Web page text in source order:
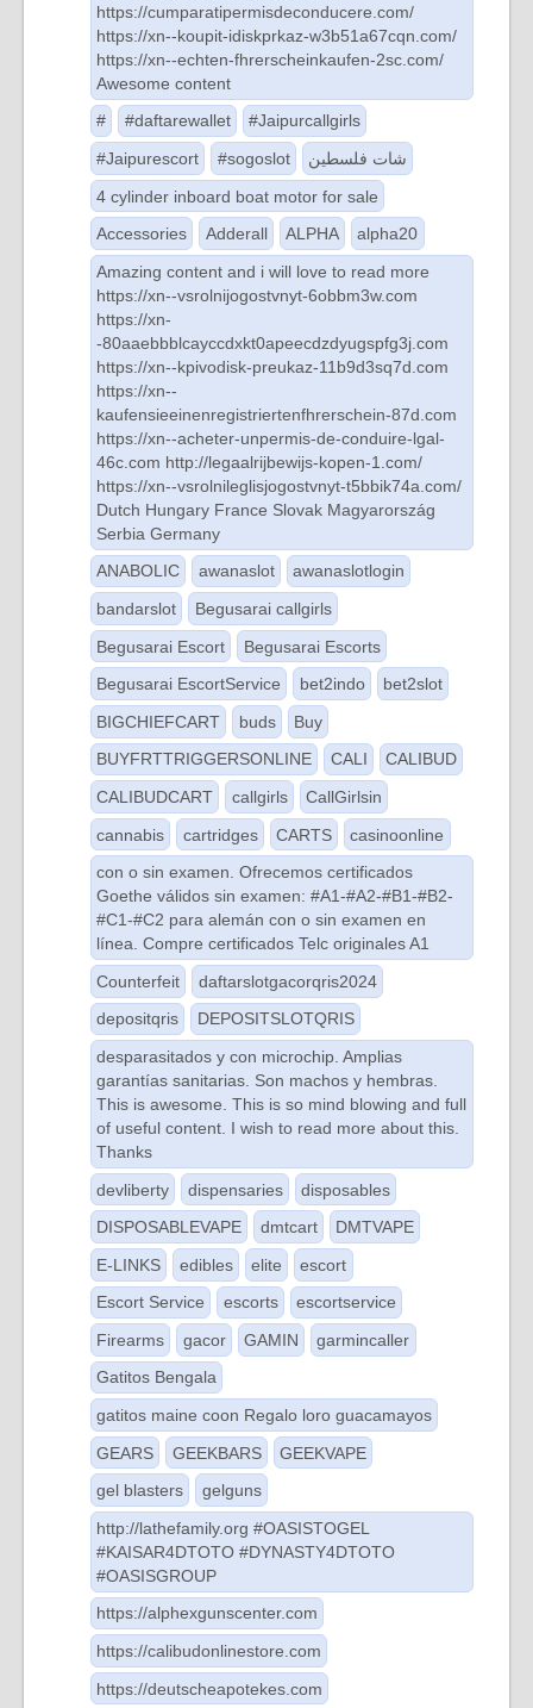
https://cumparatipermisdeconducere.com/
https://xn--koupit-idiskprkaz-w3b51a67cqn.com/
https://xn--echten-fhrerscheinkaufen-2sc.com/
Awesome content
#
#daftarewallet
#Jaipurcallgirls
#Jaipurescort
#sogoslot
شات فلسطين
4 cylinder inboard boat motor for sale
Accessories
Adderall ALPHA
alpha20
Amazing content and i will love to read more
https://xn--vsrolnijogostvnyt-6obbm3w.com
https://xn-
-80aaebbblcayccdxkt0apeecdzdyugspfg3j.com
https://xn--kpivodisk-preukaz-11b9d3sq7d.com
https://xn--
kaufensieeinenregistriertenfhrerschein-87d.com
https://xn--acheter-unpermis-de-conduire-lgal-
46c.com http://legaalrijbewijs-kopen-1.com/
https://xn--vsrolnileglisjogostvnyt-t5bbik74a.com/
Dutch Hungary France Slovak Magyarország
Serbia Germany
ANABOLIC
awanaslot
awanaslotlogin
bandarslot
Begusarai callgirls
Begusarai Escort
Begusarai Escorts
Begusarai EscortService
bet2indo
bet2slot
BIGCHIEFCART
buds
Buy
BUYFRTTRIGGERSONLINE
CALI
CALIBUD
CALIBUDCART
callgirls
CallGirlsin
cannabis
cartridges CARTS
casinoonline
con o sin examen. Ofrecemos certificados
Goethe válidos sin examen: #A1-#A2-#B1-#B2-
#C1-#C2 para alemán con o sin examen en
línea. Compre certificados Telc originales A1
Counterfeit
daftarslotgacorqris2024
depositqris
DEPOSITSLOTQRIS
desparasitados y con microchip. Amplias
garantías sanitarias. Son machos y hembras.
This is awesome. This is so mind blowing and full
of useful content. I wish to read more about this.
Thanks
devliberty
dispensaries
disposables
DISPOSABLEVAPE
dmtcart
DMTVAPE
E-LINKS
edibles elite
escort
Escort Service
escorts
escortservice
Firearms
gacor GAMIN
garmincaller
Gatitos Bengala
gatitos maine coon Regalo loro guacamayos
GEARS
GEEKBARS
GEEKVAPE
gel blasters
gelguns
http://lathefamily.org #OASISTOGEL
#KAISAR4DTOTO #DYNASTY4DTOTO
#OASISGROUP
https://alphexgunscenter.com
https://calibudonlinestore.com
https://deutscheapotekes.com